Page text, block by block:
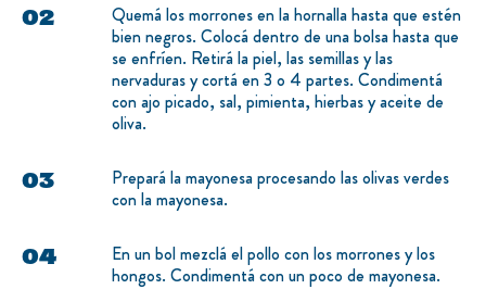
Quemá los morrones en la hornalla hasta que estén
bien negros. Colocá dentro de una bolsa hasta que
se enfríen. Retirá la piel, las semillas y las
nervaduras y cortá en 3 o 4 partes. Condimentá
con ajo picado, sal, pimienta, hierbas y aceite de
oliva.
Prepará la mayonesa procesando las olivas verdes
con la mayonesa.
En un bol mezclá el pollo con los morrones y los
hongos. Condimentá con un poco de mayonesa.